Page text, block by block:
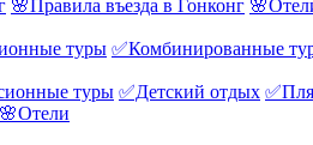
🌸Правила въезда в Гонконг
туры ✅Комбинированные
туры ✅Детский отдых
🌸Отели